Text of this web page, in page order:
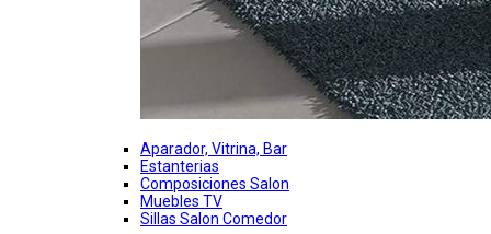
Aparador, Vitrina, Bar
Estanterias
Composiciones Salon
Muebles TV
Sillas Salon Comedor